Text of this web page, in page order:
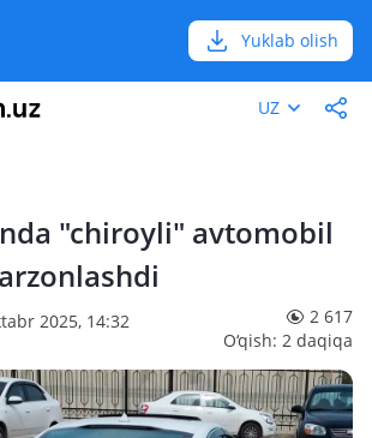
Yuklab olish
UZ
"chiroyli" avtomobil
2025, 14:32
2 617
O‘qish: 2 daqiqa